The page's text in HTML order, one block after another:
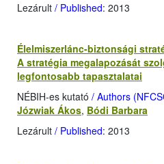
Lezárult / Published: 2013
Élelmiszerlánc-biztonsági
A stratégia megalapozását
legfontosabb tapasztalatai
NÉBIH-es kutató / Authors
Józwiak Ákos, Bódi Barbara
Lezárult / Published: 2013